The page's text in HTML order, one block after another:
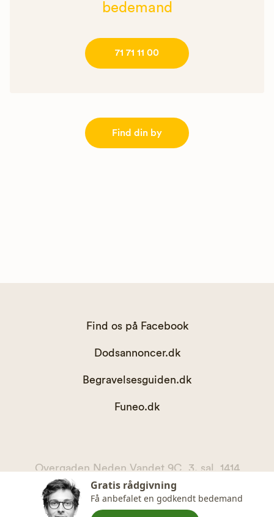
bedemand
71 71 11 00
Find din by
Find os på Facebook
Dodsannoncer.dk
Begravelsesguiden.dk
Funeo.dk
Overgaden Neden Vandet 9C, 3. sal, 1414
København K
kontakt@begravelsesguiden.dk, telefon 71 71 11 00
Gratis rådgivning
Få anbefalet en godkendt bedemand